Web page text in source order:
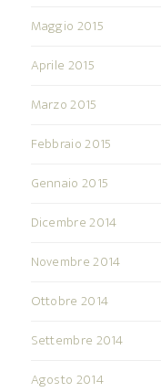
Maggio 2015
Aprile 2015
Marzo 2015
Febbraio 2015
Gennaio 2015
Dicembre 2014
Novembre 2014
Ottobre 2014
Settembre 2014
Agosto 2014